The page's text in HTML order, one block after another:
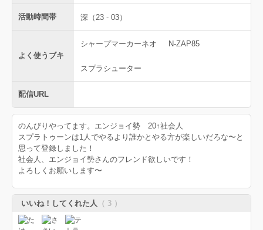
活動時間帯 深（23 - 03）
よく使うブキ
シャープマーカーネオ N-ZAP85
スプラシューター
配信URL
のんびりやってます。エンジョイ勢 20↑社会人
スプラトゥーンは1人でやるより誰かとやる方が楽しいだろな〜と
思って登録しました！
社会人、エンジョイ勢さんのフレンド欲しいです！
よろしくお願いします〜
いいね！してくれた人 （ 3 ）